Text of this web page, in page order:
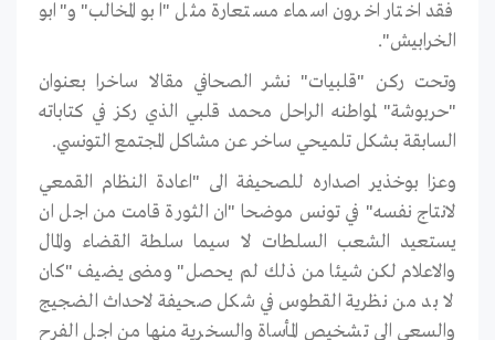
فقد اختار اخرون اسماء مستعارة مثل "ابو المخالب" و"ابو
الخرابيش".
وتحت ركن "قلبيات" نشر الصحافي مقالا ساخرا بعنوان
"حربوشة" لمواطنه الراحل محمد قلبي الذي ركز في كتاباته
السابقة بشكل تلميحي ساخر عن مشاكل المجتمع التونسي.
وعزا بوخذير اصداره للصحيفة الى "اعادة النظام القمعي
لانتاج نفسه" في تونس موضحا "ان الثورة قامت من اجل ان
يستعيد الشعب السلطات لا سيما سلطة القضاء والمال
والاعلام لكن شيئا من ذلك لم يحصل" ومضى يضيف "كان
لا بد من نظرية القطوس في شكل صحيفة لاحداث الضجيج
والسعي الى تشخيص المأساة والسخرية منها من اجل الفرح